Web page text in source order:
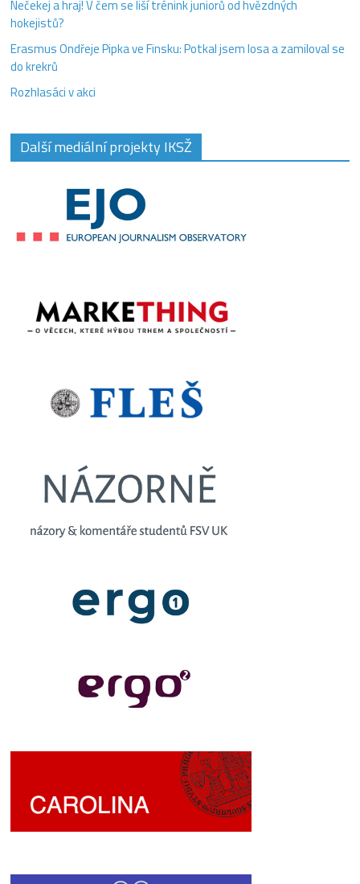
Nečekej a hraj! V čem se liší trénink juniorů od hvězdných
hokejistů?
Erasmus Ondřeje Pipka ve Finsku: Potkal jsem losa a zamiloval se
do krekrů
Rozhlasáci v akci
Další mediální projekty IKSŽ